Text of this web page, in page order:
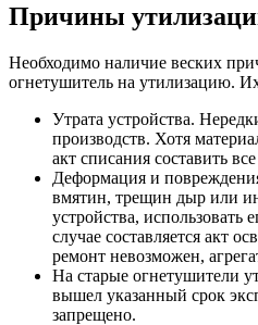
Причины
Необходимо наличие веских
огнетушитель на утилизацию.
Утрата устройства.
производств. Хотя
акт списания составить
Деформация и
вмятин, трещин дыр или
устройства, использовать
случае составляется акт
ремонт невозможен,
На старые огнетушители
вышел указанный срок
запрещено.